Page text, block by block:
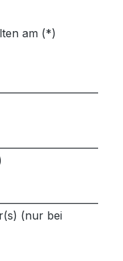
am (*)
(nur bei